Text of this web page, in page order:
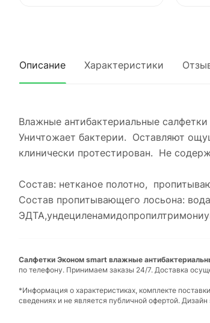
Описание Характеристики
Влажные антибактериальные
Уничтожает бактерии. Оставляют
клинически протестирован. Не
Состав: нетканое полотно,
Состав пропитывающего лосьона:
Салфетки Эконом smart влажные
по телефону. Принимаем заказы 24/7. Доставка
*Информация о характеристиках, комплекте
сведениях и не является публичной офертой.